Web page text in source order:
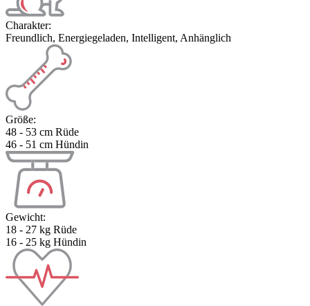
Charakter:
Freundlich, Energiegeladen, Intelligent, Anhänglich
Größe:
48 - 53 cm Rüde
46 - 51 cm Hündin
Gewicht:
18 - 27 kg Rüde
16 - 25 kg Hündin